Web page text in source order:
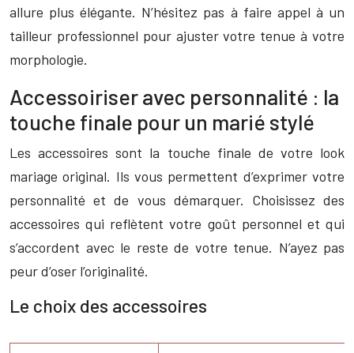
allure plus élégante. N’hésitez pas à faire appel à un
tailleur professionnel pour ajuster votre tenue à votre
morphologie.
Accessoiriser avec personnalité : la
touche finale pour un marié stylé
Les accessoires sont la touche finale de votre look
mariage original. Ils vous permettent d’exprimer votre
personnalité et de vous démarquer. Choisissez des
accessoires qui reflètent votre goût personnel et qui
s’accordent avec le reste de votre tenue. N’ayez pas
peur d’oser l’originalité.
Le choix des accessoires